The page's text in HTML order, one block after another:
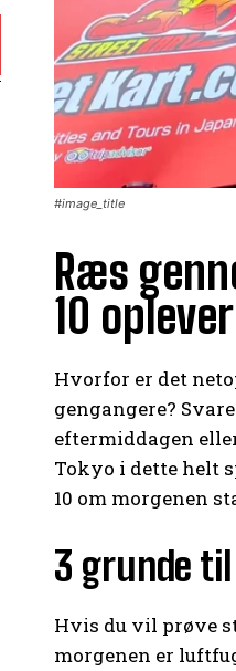
#image_title
Ræs
10
Hvorfor er det
gengangere?
eftermiddagen
Tokyo i dette helt
10 om morgenen
3 grunde
Hvis du vil prøve
morgenen er